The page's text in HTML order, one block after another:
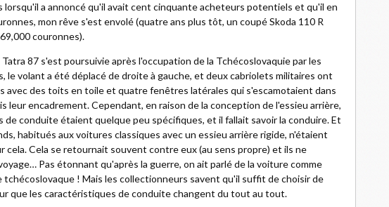
lorsqu'il a annoncé qu'il avait cent cinquante acheteurs potentiels et qu'il en
mon rêve s'est envolé (quatre ans plus tôt, un coupé Skoda 110 R
couronnes).
87 s'est poursuivie après l'occupation de la Tchécoslovaquie par les
le volant a été déplacé de droite à gauche, et deux cabriolets militaires ont
avec des toits en toile et quatre fenêtres latérales qui s'escamotaient dans
leur encadrement. Cependant, en raison de la conception de l'essieu arrière,
de conduite étaient quelque peu spécifiques, et il fallait savoir la conduire. Et
habitués aux voitures classiques avec un essieu arrière rigide, n'étaient
cela. Cela se retournait souvent contre eux (au sens propre) et ils ne
Pas étonnant qu'après la guerre, on ait parlé de la voiture comme
tchécoslovaque ! Mais les collectionneurs savent qu'il suffit de choisir de
que les caractéristiques de conduite changent du tout au tout.